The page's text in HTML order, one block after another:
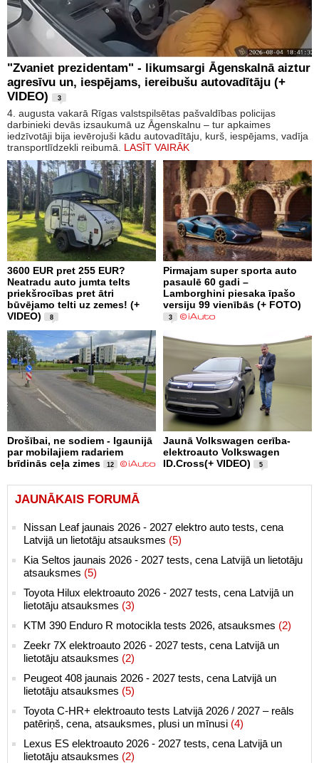
"Zvaniet prezidentam" - likumsargi Āgenskalnā aiztur
agresīvu un, iespējams, iereibušu autovadītāju (+
VIDEO)
3
4. augusta vakarā Rīgas valstspilsētas pašvaldības policijas
darbinieki devās izsaukumā uz Āgenskalnu – tur apkaimes
iedzīvotāji bija ievērojuši kādu autovadītāju, kurš, iespējams, vadīja
transportlīdzekli reibumā. LASĪT VAIRĀK
3600 EUR pret 255 EUR?
Neatradu auto jumta telts
priekšrocības pret ātri
būvējamo telti uz zemes! (+
VIDEO)
8
Pirmajam super sporta auto
pasaulē 60 gadi –
Lamborghini piesaka īpašo
versiju 99 vienībās (+ FOTO)
3
Drošībai, ne sodiem - Igaunijā
par mobilajiem radariem
brīdinās ceļa zimes
12
Jaunā Volkswagen cerība-
elektroauto Volkswagen
ID.Cross(+ VIDEO)
5
JAUNĀKAIS FORUMĀ
Nissan Leaf jaunais 2026 - 2027 elektro auto tests, cena
Latvijā un lietotāju atsauksmes (5)
Kia Seltos jaunais 2026 - 2027 tests, cena Latvijā un lietotāju
atsauksmes (5)
Toyota Hilux elektroauto 2026 - 2027 tests, cena Latvijā un
lietotāju atsauksmes (3)
KTM 390 Enduro R motocikla tests 2026, atsauksmes (2)
Zeekr 7X elektroauto 2026 - 2027 tests, cena Latvijā un
lietotāju atsauksmes (2)
Peugeot 408 jaunais 2026 - 2027 tests, cena Latvijā un
lietotāju atsauksmes (5)
Toyota C-HR+ elektroauto tests Latvijā 2026 / 2027 – reāls
patēriņš, cena, atsauksmes, plusi un mīnusi (4)
Lexus ES elektroauto 2026 - 2027 tests, cena Latvijā un
lietotāju atsauksmes (2)